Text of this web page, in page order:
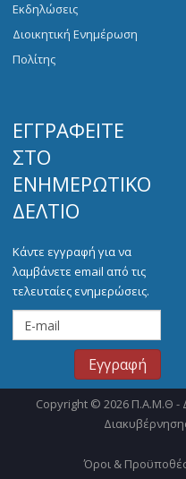
Εκδηλώσεις
Διοικητική Ενημέρωση
Πολίτης
ΕΓΓΡΑΦΕΊΤΕ
ΣΤΟ
ΕΝΗΜΕΡΩΤΙΚΌ
ΔΕΛΤΊΟ
Κάντε εγγραφή για να
λαμβάνετε email από τις
τελευταίες ενημερώσεις.
Copyright © 2026 Π.Α.Μ.Θ -
Όροι &